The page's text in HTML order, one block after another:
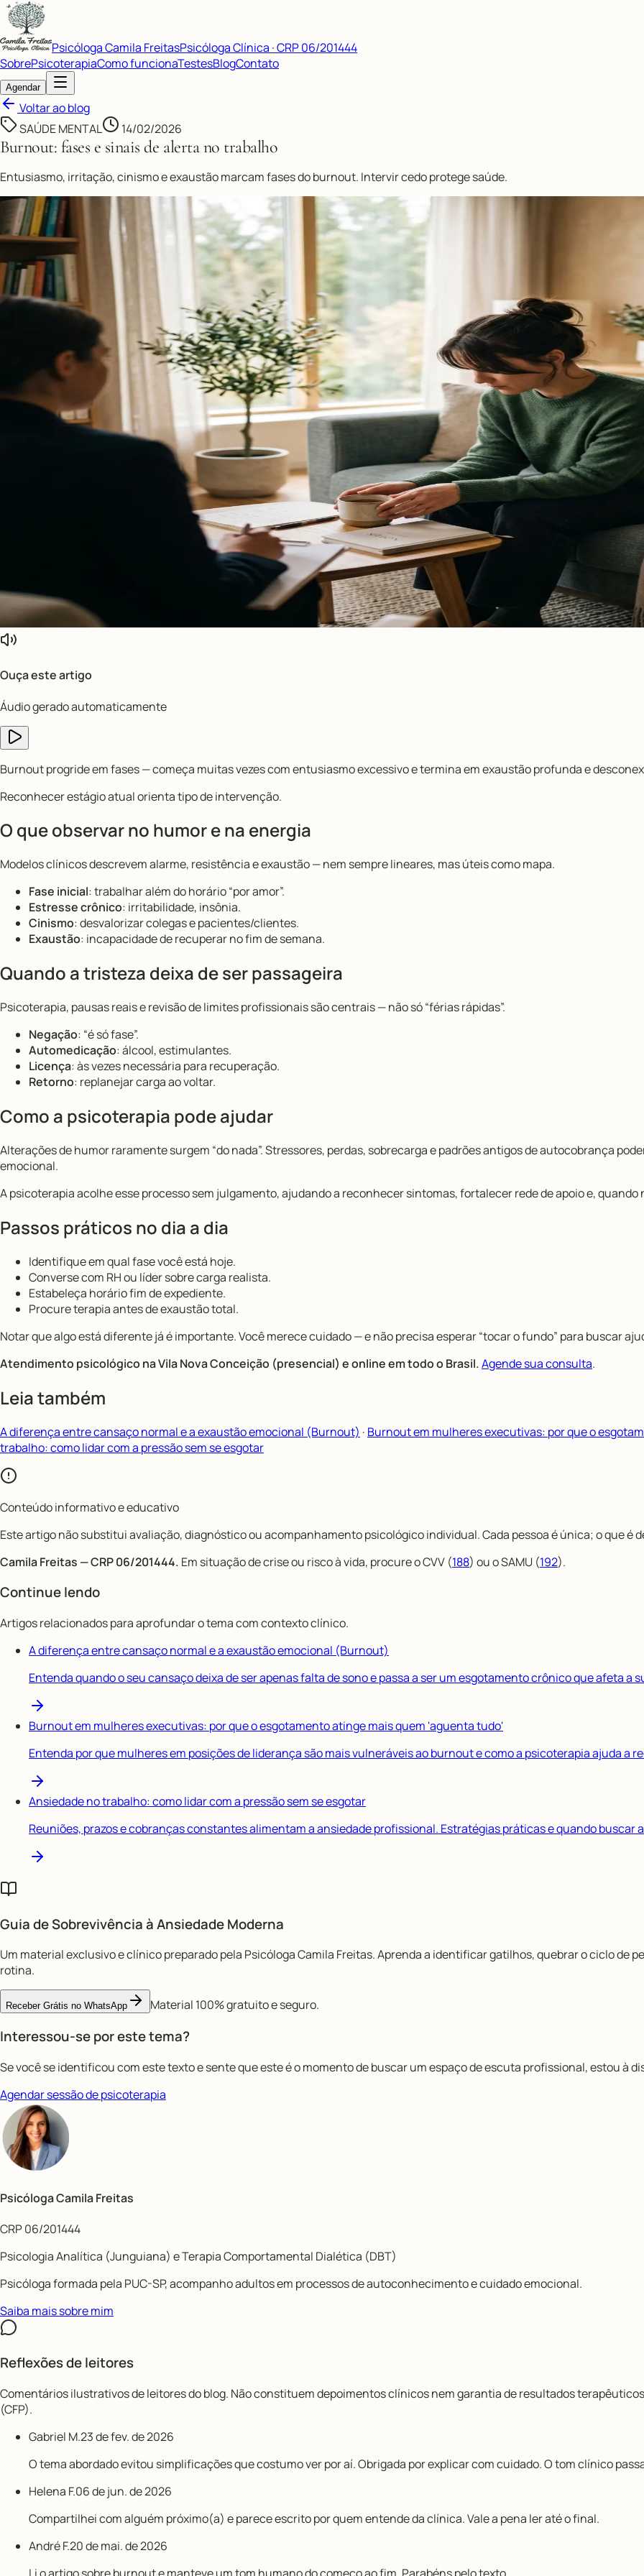
Psicóloga Camila FreitasPsicóloga Clínica · CRP 06/201444
SobrePsicoterapiaComo funcionaTestesBlogContato
Agendar
Voltar ao blog
SAÚDE MENTAL
14/02/2026
Burnout: fases e sinais de alerta no trabalho
Entusiasmo, irritação, cinismo e exaustão marcam fases do burnout. Intervir cedo protege saúde.
Ouça este artigo
Áudio gerado automaticamente
Burnout progride em fases — começa muitas vezes com entusiasmo excessivo e termina em exaustão profunda e
Reconhecer estágio atual orienta tipo de intervenção.
O que observar no humor e na energia
Modelos clínicos descrevem alarme, resistência e exaustão — nem sempre lineares, mas úteis como mapa.
Fase inicial: trabalhar além do horário “por amor”.
Estresse crônico: irritabilidade, insônia.
Cinismo: desvalorizar colegas e pacientes/clientes.
Exaustão: incapacidade de recuperar no fim de semana.
Quando a tristeza deixa de ser passageira
Psicoterapia, pausas reais e revisão de limites profissionais são centrais — não só “férias rápidas”.
Negação: “é só fase”.
Automedicação: álcool, estimulantes.
Licença: às vezes necessária para recuperação.
Retorno: replanejar carga ao voltar.
Como a psicoterapia pode ajudar
Alterações de humor raramente surgem “do nada”. Stressores, perdas, sobrecarga e padrões antigos de autocobrança
emocional.
A psicoterapia acolhe esse processo sem julgamento, ajudando a reconhecer sintomas, fortalecer rede de apoio e,
Passos práticos no dia a dia
Identifique em qual fase você está hoje.
Converse com RH ou líder sobre carga realista.
Estabeleça horário fim de expediente.
Procure terapia antes de exaustão total.
Notar que algo está diferente já é importante. Você merece cuidado — e não precisa esperar “tocar o fundo” para buscar
Atendimento psicológico na Vila Nova Conceição (presencial) e online em todo o Brasil.Agende sua consulta.
Leia também
A diferença entre cansaço normal e a exaustão emocional (Burnout) · Burnout em mulheres executivas: por que o
trabalho: como lidar com a pressão sem se esgotar
Conteúdo informativo e educativo
Este artigo não substitui avaliação, diagnóstico ou acompanhamento psicológico individual. Cada pessoa é única; o que é
Camila Freitas — CRP 06/201444. Em situação de crise ou risco à vida, procure o CVV (188) ou o SAMU (192).
Continue lendo
Artigos relacionados para aprofundar o tema com contexto clínico.
A diferença entre cansaço normal e a exaustão emocional (Burnout)
Entenda quando o seu cansaço deixa de ser apenas falta de sono e passa a ser um esgotamento crônico que afeta a
Burnout em mulheres executivas: por que o esgotamento atinge mais quem 'aguenta tudo'
Entenda por que mulheres em posições de liderança são mais vulneráveis ao burnout e como a psicoterapia ajuda a
Ansiedade no trabalho: como lidar com a pressão sem se esgotar
Reuniões, prazos e cobranças constantes alimentam a ansiedade profissional. Estratégias práticas e quando buscar
Guia de Sobrevivência àAnsiedade Moderna
Um material exclusivo e clínico preparado pela Psicóloga Camila Freitas. Aprenda a identificar gatilhos, quebrar o ciclo de
rotina.
Receber Grátis no WhatsApp Material 100% gratuito e seguro.
Interessou-se por este tema?
Se você se identificou com este texto e sente que este é o momento de buscar um espaço de escuta profissional, estou à
Agendar sessão de psicoterapia
Psicóloga Camila Freitas
CRP 06/201444
Psicologia Analítica (Junguiana) e Terapia Comportamental Dialética (DBT)
Psicóloga formada pela PUC-SP, acompanho adultos em processos de autoconhecimento e cuidado emocional.
Saiba mais sobre mim
Reflexões de leitores
Comentários ilustrativos de leitores do blog. Não constituem depoimentos clínicos nem garantia de resultados
(CFP).
Gabriel M.23 de fev. de 2026
O tema abordado evitou simplificações que costumo ver por aí. Obrigada por explicar com cuidado. O tom clínico
Helena F.06 de jun. de 2026
Compartilhei com alguém próximo(a) e parece escrito por quem entende da clínica. Vale a pena ler até o final.
André F.20 de mai. de 2026